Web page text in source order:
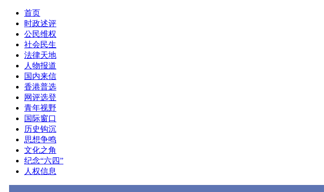
首页
时政述评
公民维权
社会民生
法律天地
人物报道
国内来信
香港普选
网评选登
青年视野
国际窗口
历史钩沉
思想争鸣
文化之角
纪念“六四”
人权信息